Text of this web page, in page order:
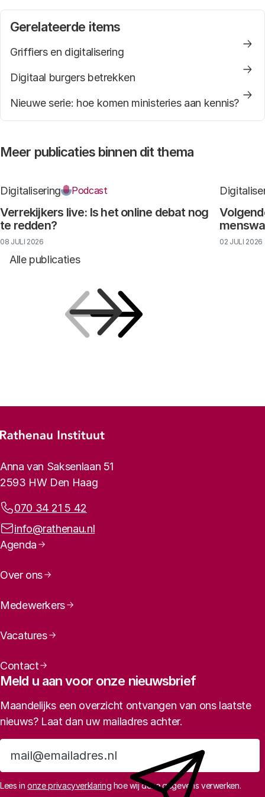
Gerelateerde items
Griffiers en digitalisering
Digitaal burgers betrekken
Nieuwe serie: hoe komen ministeries aan kennis?
Meer publicaties binnen dit thema
Alle publicaties
Verrekijkers live: Is het online debat nog
te redden?
Digitalisering Podcast
08 JULI 2026 02 JULI 2026
Footer-menu
Rathenau logo, naar de homepage
Contactinformatie
Anna van Saksenlaan 51
2593 HW Den Haag
Telefoonnummer:
070 34 21 5 42
E-mailadres:
info@rathenau.nl
Paginanavigatie
Agenda
Over ons
Medewerkers
Vacatures
Contact
Meld u aan voor onze nieuwsbrief
Maandelijks een overzicht ontvangen van ons laatste
nieuws? Laat dan uw mailadres achter.
Aanmelden
Lees inonze privacyverklaring hoe wij deze gegevens verwerken.